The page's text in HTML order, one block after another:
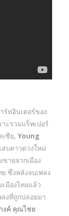
ทอินเตอร์ของ
าะรวมแร็พเปอร์
เซีย, Young
บดาวดวงใหม่
ชายจากเมือง
ซึ่งหลังจบเพลง
มืองไทยแล้ว
งที่ถูกปล่อยมา
งค์ คุณไชย